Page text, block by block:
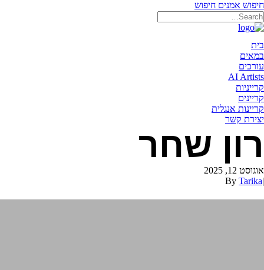
חיפוש אמנים חיפוש
בית
במאים
עורכים
AI Artists
קרייניות
קריינים
קריינות אנגלית
יצירת קשר
רון שחר
אוגוסט 12, 2025
|
By Tarika